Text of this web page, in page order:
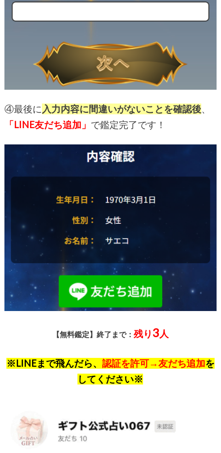
④最後に 入力内容に間違いがないことを確認後、
「LINE友だち追加」 で鑑定完了です！
【無料鑑定】終了まで： 残り 3人
※LINEまで飛んだら、 認証を許可→友だち追加を
してください※